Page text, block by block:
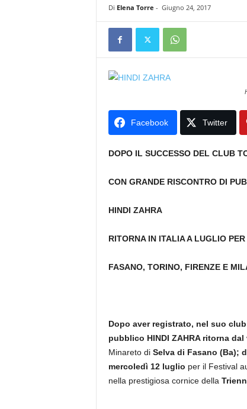
Di Elena Torre - Giugno 24, 2017
Facebook Twitter
DOPO IL SUCCESSO DEL CLUB
CON GRANDE RISCONTRO DI
HINDI ZAHRA
RITORNA IN ITALIA A LUGLIO
FASANO, TORINO, FIRENZE E
Dopo aver registrato, nel suo
pubblico HINDI ZAHRA ritorna
Minareto diSelva di Fasano (Ba);
mercoledì 12 luglio per il Festival
nella prestigiosa cornice della